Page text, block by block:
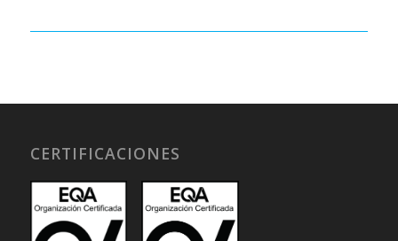
CERTIFICACIONES